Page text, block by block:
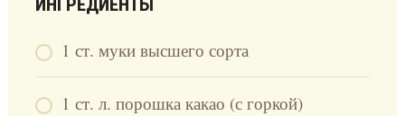
1 ст. муки высшего сорта
1 ст. л. порошка какао (с горкой)